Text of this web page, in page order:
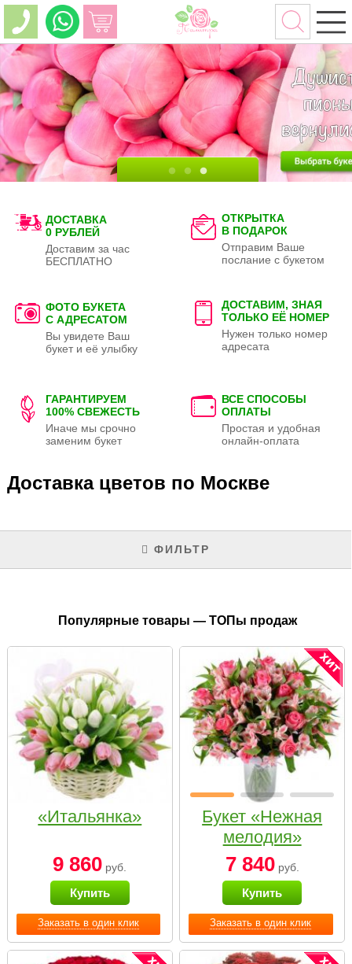
ДОСТАВКА
0 РУБЛЕЙ
Доставим за час
БЕСПЛАТНО
ОТКРЫТКА
В ПОДАРОК
Отправим Ваше
послание с букетом
ФОТО БУКЕТА
С АДРЕСАТОМ
Вы увидете Ваш
букет и её улыбку
ДОСТАВИМ, ЗНАЯ
ТОЛЬКО ЕЁ НОМЕР
Нужен только номер
адресата
ГАРАНТИРУЕМ
100% СВЕЖЕСТЬ
Иначе мы срочно
заменим букет
ВСЕ СПОСОБЫ
ОПЛАТЫ
Простая и удобная
онлайн-оплата
Доставка цветов по Москве
ФИЛЬТР
Популярные товары — ТОПы продаж
Заказать в один клик
«Итальянка»
9 860 руб.
Купить
Заказать в один клик
Букет «Нежная
мелодия»
7 840руб.
Купить